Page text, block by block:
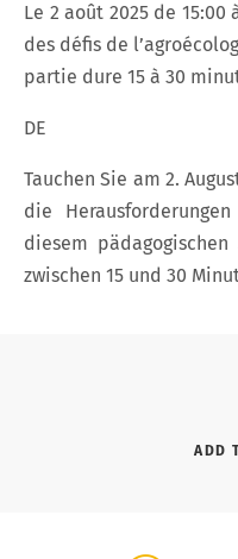
Le 2 août 2025 de
des défis de
partie dure 15 à 30
DE
Tauchen Sie am 2.
die
diesem
zwischen 15 und 30
ADD